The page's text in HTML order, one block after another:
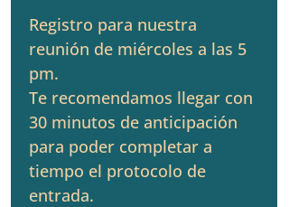
Registro para nuestra
reunión de miércoles a las 5
pm.
Te recomendamos llegar con
30 minutos de anticipación
para poder completar a
tiempo el protocolo de
entrada.